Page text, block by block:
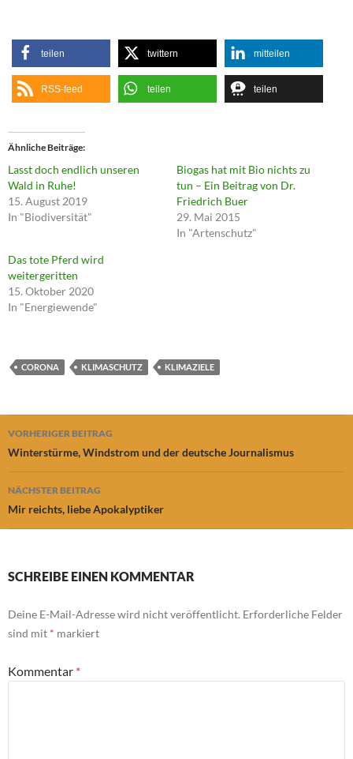
teilen twittern mitteilen
RSS-feed teilen teilen
Ähnliche Beiträge
Lasst doch endlich unseren
Wald in Ruhe!
15. August 2019
In "Biodiversität"
Biogas hat mit Bio nichts zu
tun – Ein Beitrag von Dr.
Friedrich Buer
29. Mai 2015
In "Artenschutz"
Das tote Pferd wird
weitergeritten
15. Oktober 2020
In "Energiewende"
CORONA KLIMASCHUTZ KLIMAZIELE
Beitragsnavigation
VORHERIGER BEITRAG
Winterstürme, Windstrom und der deutsche Journalismus
NÄCHSTER BEITRAG
Mir reichts, liebe Apokalyptiker
SCHREIBE EINEN KOMMENTAR
Deine E-Mail-Adresse wird nicht veröffentlicht. Erforderliche Felder
sind mit * markiert
Kommentar *